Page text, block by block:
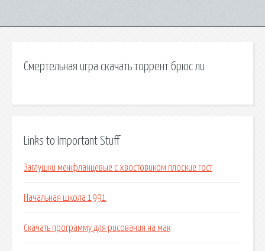
Смертельная игра скачать торрент брюс ли
Links to Important Stuff
Заглушки межфланцевые с хвостовиком плоские гост
Начальная школа 1991
Скачать программу для рисования на мак